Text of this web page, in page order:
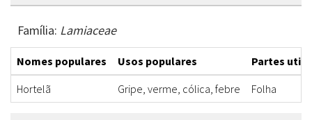
Família: Lamiaceae
Nomes populares Usos populares
Partes
Hortelã
Gripe, verme, cólica, febre Folha